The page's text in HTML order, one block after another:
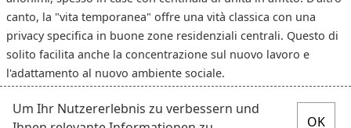
canto, la "vita temporanea" offre una vità classica con una
privacy specifica in buone zone residenziali centrali. Questo di
solito facilita anche la concentrazione sul nuovo lavoro e
l'adattamento al nuovo ambiente sociale.
Um Ihr Nutzererlebnis zu verbessern und